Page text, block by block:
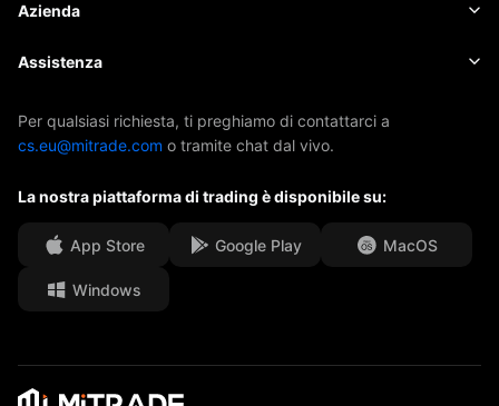
Elementi fondamentali
EBook
Azienda
Informazioni su Mitrade
I nostri premi
Centro media
Opportunità di carriera
Documenti legali
Assistenza
Centro assistenza
FAQ
Per qualsiasi richiesta, ti preghiamo di contattarci a
cs.eu@mitrade.com o tramite chat dal vivo.
La nostra piattaforma di trading è disponibile su:
App Store Google Play MacOS
Windows